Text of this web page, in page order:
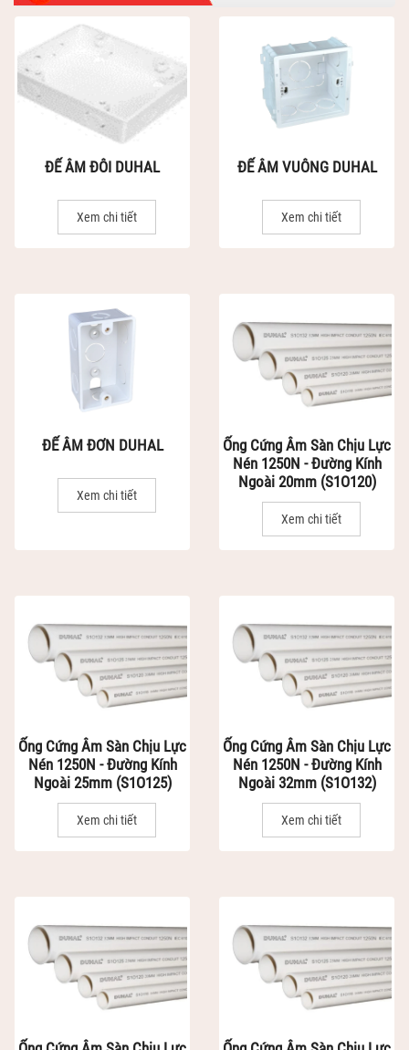
ĐẾ ÂM ĐÔI DUHAL
Xem chi tiết
ĐẾ ÂM VUÔNG DUHAL
Xem chi tiết
ĐẾ ÂM ĐƠN DUHAL
Xem chi tiết
Ống Cứng Âm Sàn Chịu Lực
Nén 1250N - Đường Kính
Ngoài 20mm (S1O120)
Xem chi tiết
Ống Cứng Âm Sàn Chịu Lực
Nén 1250N - Đường Kính
Ngoài 25mm (S1O125)
Xem chi tiết
Ống Cứng Âm Sàn Chịu Lực
Nén 1250N - Đường Kính
Ngoài 32mm (S1O132)
Xem chi tiết